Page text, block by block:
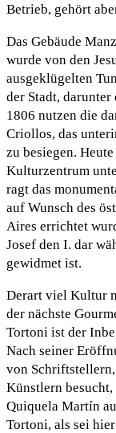
Betrieb, gehört
Das Gebäude
wurde von den
ausgeklügelten
der Stadt,
1806 nutzen die
Criollos, das
zu besiegen.
Kulturzentrum
ragt das
auf Wunsch des
Aires errichtet
Josef den I. dar
gewidmet ist.
Derart viel Kultur
der nächste
Tortoni ist der
Nach seiner
von
Künstlern
Quiquela Martín
Tortoni, als sei